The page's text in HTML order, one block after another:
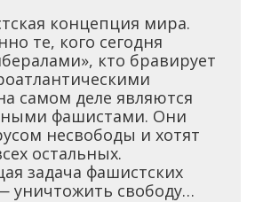
концепция мира.
те, кого сегодня
кто бравирует
самом деле являются
фашистами. Они
несвободы и хотят
остальных.
задача фашистских
уничтожить свободу…